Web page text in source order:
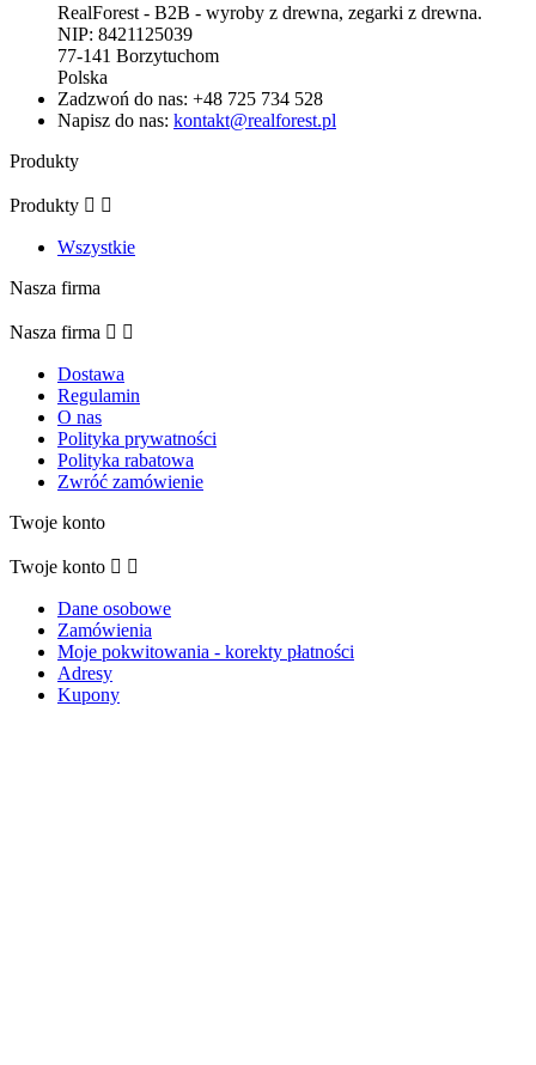
RealForest - B2B - wyroby z drewna, zegarki z drewna.
NIP: 8421125039
77-141 Borzytuchom
Polska
Zadzwoń do nas: +48 725 734 528
Napisz do nas: kontakt@realforest.pl
Produkty
Produkty  
Wszystkie
Nasza firma
Nasza firma  
Dostawa
Regulamin
O nas
Polityka prywatności
Polityka rabatowa
Zwróć zamówienie
Twoje konto
Twoje konto  
Dane osobowe
Zamówienia
Moje pokwitowania - korekty płatności
Adresy
Kupony